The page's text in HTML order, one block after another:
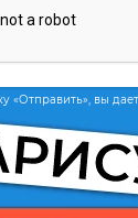
«Отправить», вы